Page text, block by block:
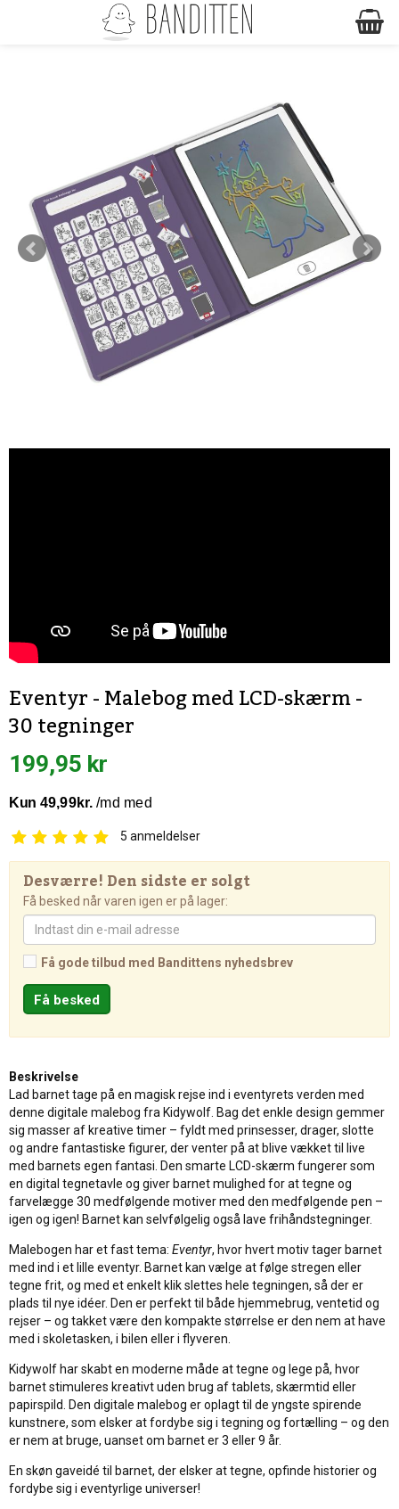
Eventyr - Malebog med LCD-skærm -
30 tegninger
199,95 kr
5 anmeldelser
Desværre! Den sidste er solgt
Få besked når varen igen er på lager:
Få gode tilbud med Bandittens nyhedsbrev
Beskrivelse
Lad barnet tage på en magisk rejse ind i eventyrets verden med
denne digitale malebog fra Kidywolf. Bag det enkle design gemmer
sig masser af kreative timer – fyldt med prinsesser, drager, slotte
og andre fantastiske figurer, der venter på at blive vækket til live
med barnets egen fantasi. Den smarte LCD-skærm fungerer som
en digital tegnetavle og giver barnet mulighed for at tegne og
farvelægge 30 medfølgende motiver med den medfølgende pen –
igen og igen! Barnet kan selvfølgelig også lave frihåndstegninger.
Malebogen har et fast tema: Eventyr, hvor hvert motiv tager barnet
med ind i et lille eventyr. Barnet kan vælge at følge stregen eller
tegne frit, og med et enkelt klik slettes hele tegningen, så der er
plads til nye idéer. Den er perfekt til både hjemmebrug, ventetid og
rejser – og takket være den kompakte størrelse er den nem at have
med i skoletasken, i bilen eller i flyveren.
Kidywolf har skabt en moderne måde at tegne og lege på, hvor
barnet stimuleres kreativt uden brug af tablets, skærmtid eller
papirspild. Den digitale malebog er oplagt til de yngste spirende
kunstnere, som elsker at fordybe sig i tegning og fortælling – og den
er nem at bruge, uanset om barnet er 3 eller 9 år.
En skøn gaveidé til barnet, der elsker at tegne, opfinde historier og
fordybe sig i eventyrlige universer!